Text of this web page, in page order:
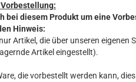
bei diesem Produkt um eine
Hinweis:
Artikel, die über unseren
Artikel eingestellt).
die vorbestellt werden kann,